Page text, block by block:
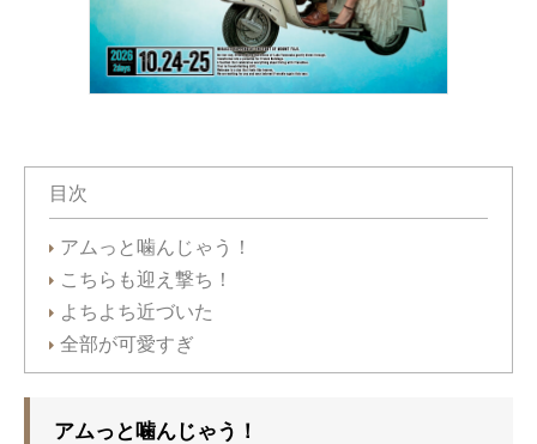
目次
アムっと噛んじゃう！
こちらも迎え撃ち！
よちよち近づいた
全部が可愛すぎ
アムっと噛んじゃう！